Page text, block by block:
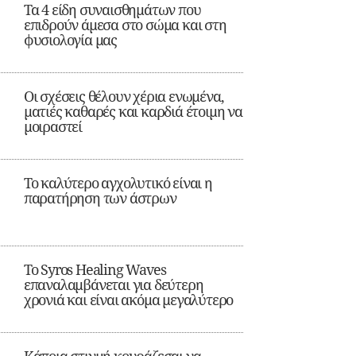
Τα 4 είδη συναισθημάτων που
επιδρούν άμεσα στο σώμα και στη
φυσιολογία μας
Οι σχέσεις θέλουν χέρια ενωμένα,
ματιές καθαρές και καρδιά έτοιμη να
μοιραστεί
Το καλύτερο αγχολυτικό είναι η
παρατήρηση των άστρων
Το Syros Healing Waves
επαναλαμβάνεται για δεύτερη
χρονιά και είναι ακόμα μεγαλύτερο